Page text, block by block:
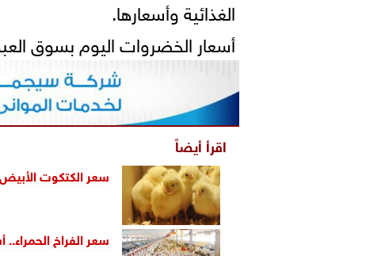
الغذائية وأسعارها.
أسعار الخضروات اليوم بسوق
اقرأ أيضاً
سعر الكتكوت الأبيض..
سعر الفراخ الحمراء..